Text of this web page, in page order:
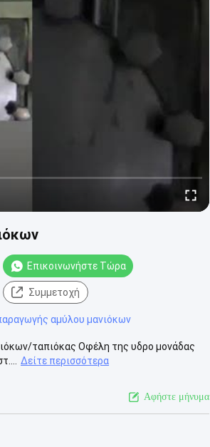
Επικοινωνήστε Τώρα
Συμμετοχή
αμύλου μανιόκων
ταπιόκας Οφέλη της υδρο μονάδας
Δείτε περισσότερα
Αφήστε μήνυμα